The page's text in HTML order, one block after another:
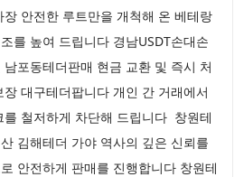
장 안전한 루트만을 개척해 온 베테랑
를 높여 드립니다 경남USDT손대손
포동테더판매 현금 교환 및 즉시 처
대구테더팝니다 개인 간 거래에서
철저하게 차단해 드립니다 창원테
김해테더 가야 역사의 깊은 신뢰를
안전하게 판매를 진행합니다 창원테